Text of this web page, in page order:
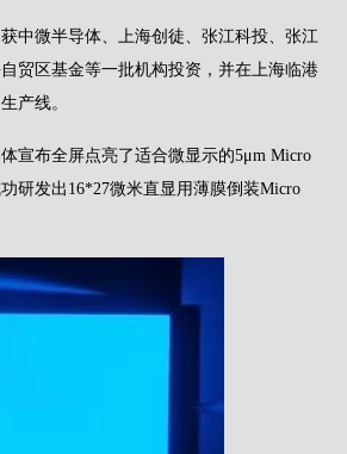
中微半导体、上海创徒、张江科投、张江
贸区基金等一批机构投资，并在上海临港
产线。
宣布全屏点亮了适合微显示的5μm Micro
研发出16*27微米直显用薄膜倒装Micro